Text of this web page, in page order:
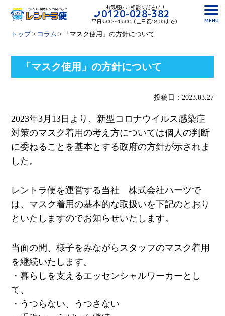
お気軽にご相談ください！
0120-028-382
平日9:00〜19:00（土日祝18:00まで）
MENU
トップ> コラム > 「マスク使用」の方針について
「マスク使用」の方針について
投稿日：2023.03.27
2023年3月 13日より、新型コロナウイルス感染症
対策のマスク着用の考え方については個人の判断
に委ねることを基本とする政府の方針が示されま
した。
レントラ便を運営する当社 株式会社ハーツで
は、マスク着用の基本的な取扱いを下記のとおり
といたしますのでお知らせいたします。
当面の間、様子をみながらスタッフのマスク着用
を継続いたします。
・暮らしを支えるエッセンシャルワーカーとし
て、
・うつらない、うつさない